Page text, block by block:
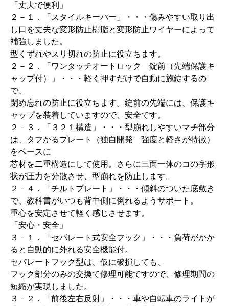
「丈夫で便利」
２－１．「スタイルキーパー」・・・傷みやすい取り出
し口を丈夫な変形防止樹脂と変形防止ワイヤーによって
補強しました。
型くずれやスリ切れの防止に役立ちます。
２－２．「ワンタッチオートロック 錠前（先端保護キ
ャップ付）」・・・軽く押すだけで自動に施錠するの
で、
閉め忘れの防止に役立ちます。錠前の先端には、保護キ
ャップを装着していますので、安全です。
２－３．「３２１構造」・・・型崩れしやすいマチ部分
は、タフかるプレート（独自開発 強度と軽さが特徴）
をベースに
芯材を二重構造にして使用。さらに三面一体のコの字形
状が圧力を分散させ、型崩れを防止します。
２－４．「チルトプレート」・・・傾斜のついた底敷き
で、教科書がいつも背中側に倒れるようサポート。
重心を安定させて軽く感じさせます。
「安心・安全」
３－１．「セパレート式安全フック」・・・負荷がかか
ると自動的に外れる安全機能付。
セパレートフック型は、仮に破損しても、
フック部分のみの交換で修理可能ですので、修理期間の
短縮が実現しました。
３－２．「前後左右反射」・・・車や自転車のライトが